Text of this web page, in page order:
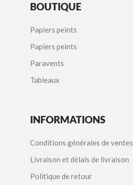
BOUTIQUE
Papiers peints
Papiers peints
Paravents
Tableaux
INFORMATIONS
Conditions générales de ventes
Livraison et délais de livraison
Politique de retour